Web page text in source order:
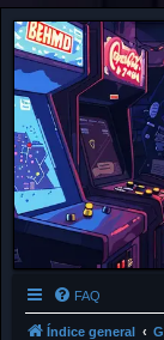
FAQ
Índice general